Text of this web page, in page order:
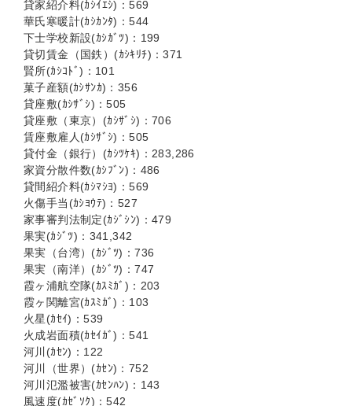
貸家紹介料(ｶｼｲｴｼ)：569
華氏寒暖計(ｶｼｶﾝﾀ)：544
下士学校新設(ｶｼｶﾞﾂ)：199
貸切賃金（国鉄）(ｶｼｷﾘﾁ)：371
賢所(ｶｼｺﾄﾞ)：101
菓子産額(ｶｼｻﾝｶ)：356
貸座敷(ｶｼｻﾞｼ)：505
貸座敷（東京）(ｶｼｻﾞｼ)：706
賃座敷雇人(ｶｼｻﾞｼ)：505
貸付金（銀行）(ｶｼﾂｹｷ)：283,286
家資分散件数(ｶｼﾌﾞﾝ)：486
貸間紹介料(ｶｼﾏｼﾖ)：569
火傷手当(ｶｼﾖｳﾃ)：527
家事審判法制定(ｶｼﾞｼﾝ)：479
果実(ｶｼﾞﾂ)：341,342
果実（台湾）(ｶｼﾞﾂ)：736
果実（南洋）(ｶｼﾞﾂ)：747
霞ヶ浦航空隊(ｶｽﾐｶﾞ)：203
霞ヶ関離宮(ｶｽﾐｶﾞ)：103
火星(ｶｾｲ)：539
火成岩面積(ｶｾｲｶﾞ)：541
河川(ｶｾﾝ)：122
河川（世界）(ｶｾﾝ)：752
河川氾濫被害(ｶｾﾝﾊﾝ)：143
風速度(ｶｾﾞｿｸ)：542